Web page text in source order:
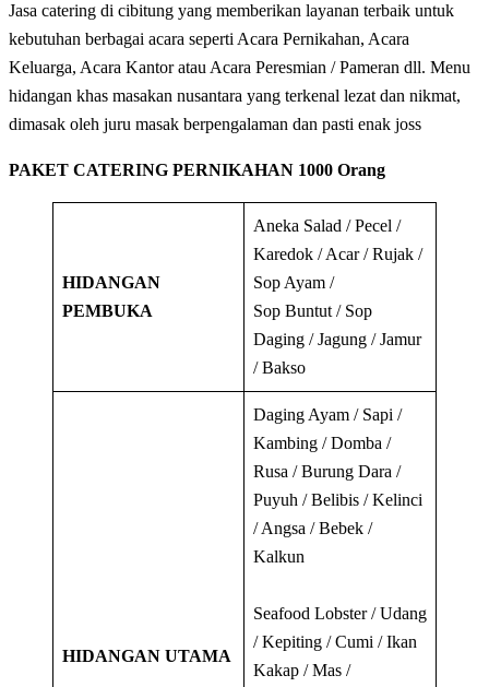
Jasa catering di cibitung yang memberikan layanan terbaik untuk
kebutuhan berbagai acara seperti Acara Pernikahan, Acara
Keluarga, Acara Kantor atau Acara Peresmian / Pameran dll. Menu
hidangan khas masakan nusantara yang terkenal lezat dan nikmat,
dimasak oleh juru masak berpengalaman dan pasti enak joss
PAKET CATERING PERNIKAHAN 1000 Orang
HIDANGAN
PEMBUKA
Aneka Salad / Pecel /
Karedok / Acar / Rujak /
Sop Ayam /
Sop Buntut / Sop
Daging / Jagung / Jamur
/ Bakso
HIDANGAN UTAMA
Daging Ayam / Sapi /
Kambing / Domba /
Rusa / Burung Dara /
Puyuh / Belibis / Kelinci
/ Angsa / Bebek /
Kalkun
Seafood Lobster / Udang
/ Kepiting / Cumi / Ikan
Kakap / Mas /